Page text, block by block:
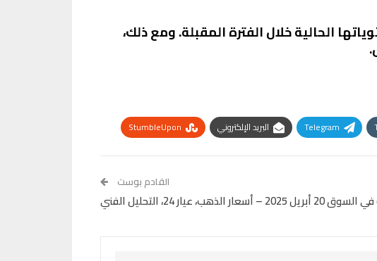
الحالية خلال الفترة المقبلة. ومع ذلك،
Telegram البريد الإلكتروني
StumbleUpon
القادم بوست
الذهب، عيار 24، التحليل الفني